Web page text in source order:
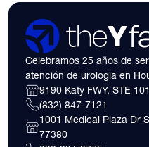
Celebramos 25 años de
atención de urología en
9190 Katy FWY, STE
(832) 847-7121
1001 Medical Plaza Dr
77380